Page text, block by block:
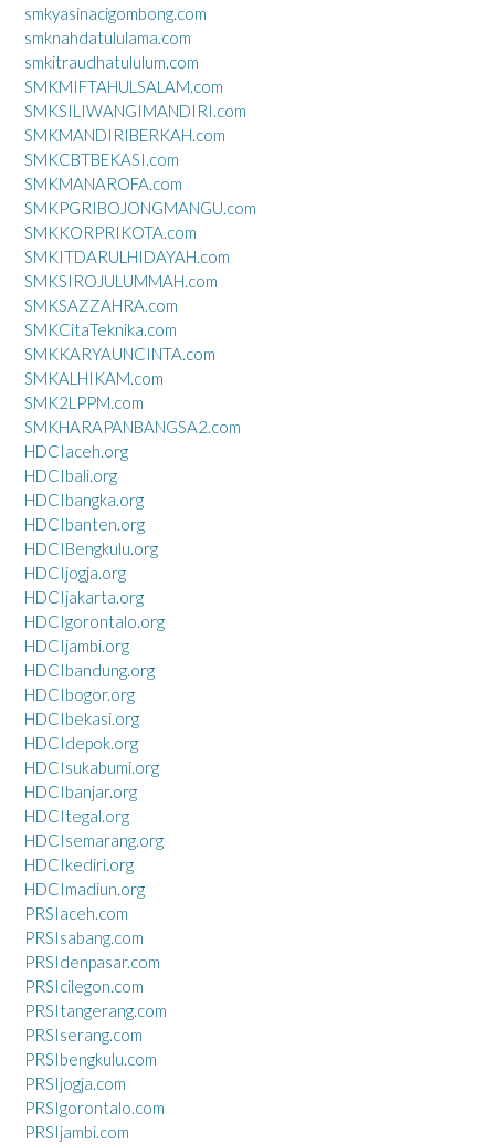
smkyasinacigombong.com
smknahdatululama.com
smkitraudhatululum.com
SMKMIFTAHULSALAM.com
SMKSILIWANGIMANDIRI.com
SMKMANDIRIBERKAH.com
SMKCBTBEKASI.com
SMKMANAROFA.com
SMKPGRIBOJONGMANGU.com
SMKKORPRIKOTA.com
SMKITDARULHIDAYAH.com
SMKSIROJULUMMAH.com
SMKSAZZAHRA.com
SMKCitaTeknika.com
SMKKARYAUNCINTA.com
SMKALHIKAM.com
SMK2LPPM.com
SMKHARAPANBANGSA2.com
HDCIaceh.org
HDCIbali.org
HDCIbangka.org
HDCIbanten.org
HDCIBengkulu.org
HDCIjogja.org
HDCIjakarta.org
HDCIgorontalo.org
HDCIjambi.org
HDCIbandung.org
HDCIbogor.org
HDCIbekasi.org
HDCIdepok.org
HDCIsukabumi.org
HDCIbanjar.org
HDCItegal.org
HDCIsemarang.org
HDCIkediri.org
HDCImadiun.org
PRSIaceh.com
PRSIsabang.com
PRSIdenpasar.com
PRSIcilegon.com
PRSItangerang.com
PRSIserang.com
PRSIbengkulu.com
PRSIjogja.com
PRSIgorontalo.com
PRSIjambi.com